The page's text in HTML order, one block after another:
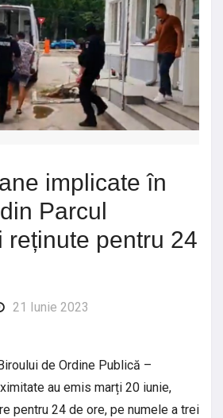
implicate în
Parcul
reținute pentru 24
21 Iunie 2023
de Ordine Publică –
au emis marți 20 iunie,
pentru 24 de ore, pe numele a trei